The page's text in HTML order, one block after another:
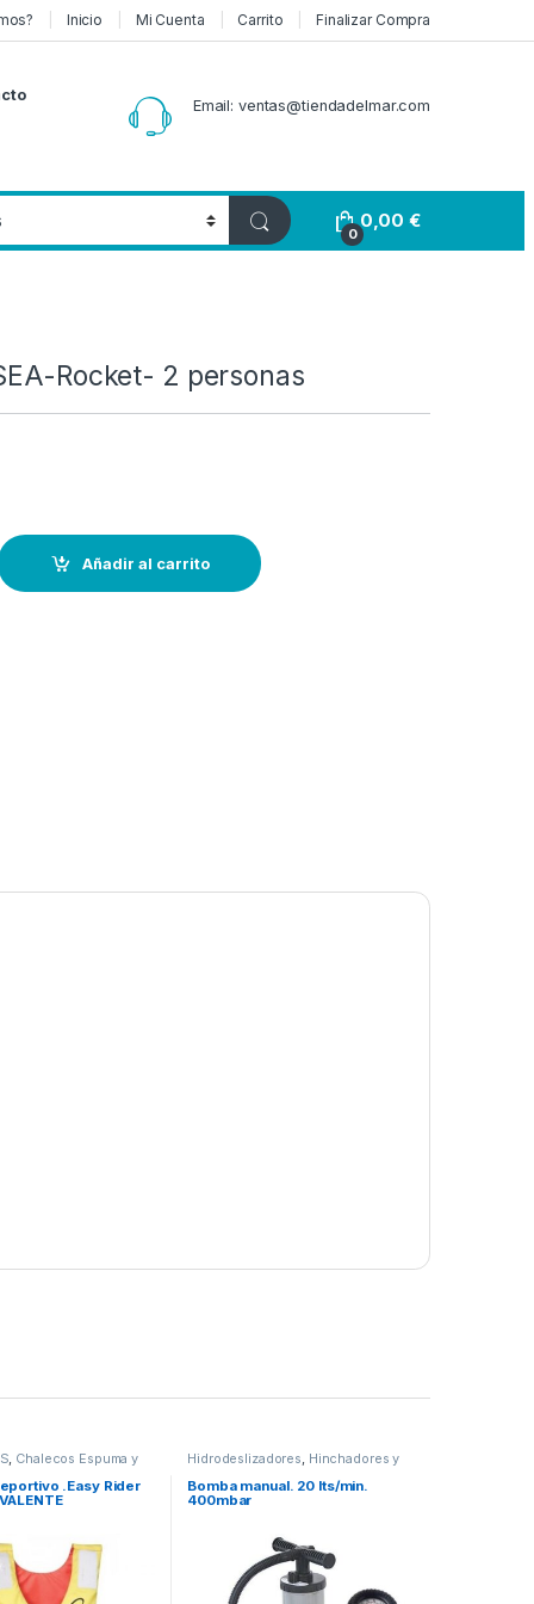
Inicio Mi Cuenta Carrito Finalizar Compra
Email: ventas@tiendadelmar.com
0
0,00€
Rocket- 2 personas
2 personas quantity
Añadir al carrito
, Chalecos Espuma y
Hidrodeslizadores
.Easy Rider
Hidrodeslizadores, Hinchadores y
Bomba manual. 20 lts/min.
400mbar